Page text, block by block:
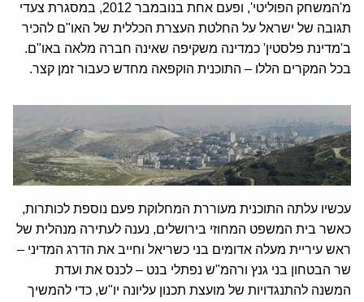
מ'המשחק הפוליטי', ופעם אחת בנובמבר 2012, במסגרת צעדי
תגובה של ישראל על החלטת העצרת הכללית של האו"ם להכיר
ב'מדינת פלסטין' כמדינה משקיפה שאינה חברה מלאה באו"ם.
בכל המקרים הללו – התוכנית הוקפאה מחדש כעבור זמן קצר.
עכשיו עלתה התוכנית מעוררת המחלוקת פעם נוספת לכותרות,
כאשר בית המשפט המחוזי בירושלים, נענה לעתירה מנהלית של
ראש עיריית מעלה אדומים בני כשריאל וחייב את הדרג המדיני –
שר הבטחון בני גנץ ורהמ"ש נפתלי בנט – לכנס את ועדת
המשנה להתנגדויות של מועצת תכנון עליונה יו"ש, כדי להמשיך